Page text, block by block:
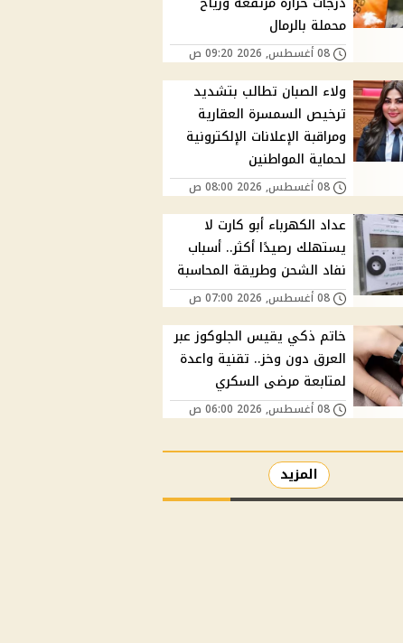
محملة بالرمال
08 أغسطس, 2026 09:20 ص
ولاء الصبان تطالب بتشديد
ترخيص السمسرة العقارية
ومراقبة الإعلانات الإلكترونية
لحماية المواطنين
08 أغسطس, 2026 08:00 ص
عداد الكهرباء أبو كارت لا
يستهلك رصيدًا أكثر.. أسباب
نفاد الشحن وطريقة المحاسبة
08 أغسطس, 2026 07:00 ص
خاتم ذكي يقيس الجلوكوز عبر
العرق دون وخز.. تقنية واعدة
لمتابعة مرضى السكري
08 أغسطس, 2026 06:00 ص
المزيد